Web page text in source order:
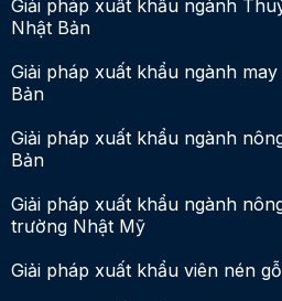
Giải pháp xuất khẩu ngành
Nhật Bản
Giải pháp xuất khẩu ngành
Bản
Giải pháp xuất khẩu ngành
Bản
Giải pháp xuất khẩu ngành
trường Nhật Mỹ
Giải pháp xuất khẩu viên nén